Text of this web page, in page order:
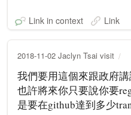
Link in context Link
2018-11-02 Jaclyn Tsai visit
我們要用這個來跟政府
也許將來你只要說你要
是要在github達到多少